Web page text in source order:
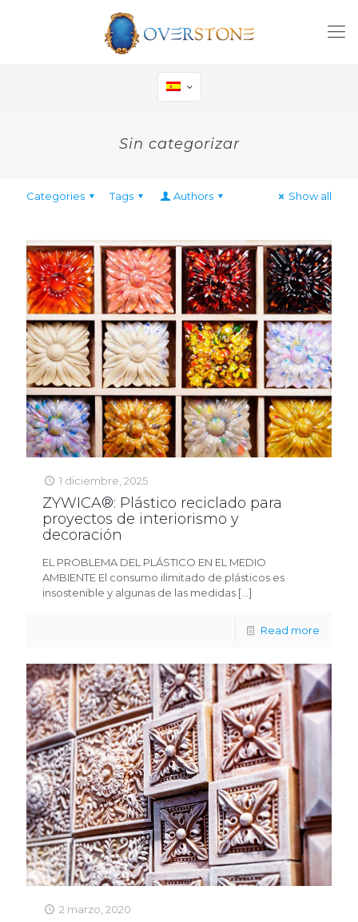
Sin categorizar
Categories Tags Authors Show all
1 diciembre, 2025
ZYWICA®: Plástico reciclado para
proyectos de interiorismo y
decoración
EL PROBLEMA DEL PLÁSTICO EN EL MEDIO
AMBIENTE El consumo ilimitado de plásticos es
insostenible y algunas de las medidas […]
Read more
2 marzo, 2020